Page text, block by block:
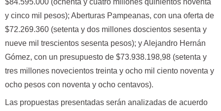
$84.595.000 (ochenta y cuatro millones quinientos noventa
y cinco mil pesos); Aberturas Pampeanas, con una oferta de
$72.269.360 (setenta y dos millones doscientos sesenta y
nueve mil trescientos sesenta pesos); y Alejandro Hernán
Gómez, con un presupuesto de $73.938.198,98 (setenta y
tres millones novecientos treinta y ocho mil ciento noventa y
ocho pesos con noventa y ocho centavos).
Las propuestas presentadas serán analizadas de acuerdo